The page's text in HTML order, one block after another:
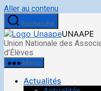
Aller au contenu
Recherche
UNAAPE
Union Nationale des
d'Élèves
Menu
Actualités